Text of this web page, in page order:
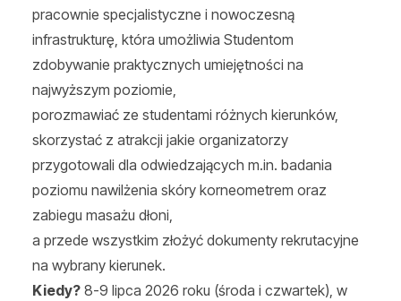
pracownie specjalistyczne i nowoczesną
infrastrukturę, która umożliwia Studentom
zdobywanie praktycznych umiejętności na
najwyższym poziomie,
porozmawiać ze studentami różnych kierunków,
skorzystać z atrakcji jakie organizatorzy
przygotowali dla odwiedzających m.in. badania
poziomu nawilżenia skóry korneometrem oraz
zabiegu masażu dłoni,
a przede wszystkim złożyć dokumenty rekrutacyjne
na wybrany kierunek.
Kiedy? 8-9 lipca 2026 roku (środa i czwartek), w